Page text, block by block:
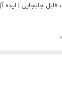
جابجایی | ایده